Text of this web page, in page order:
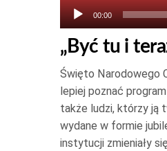
00:00
„Być tu i
Święto Narodowego
lepiej poznać
także ludzi, którzy ją
wydane w formie
instytucji zmieniały